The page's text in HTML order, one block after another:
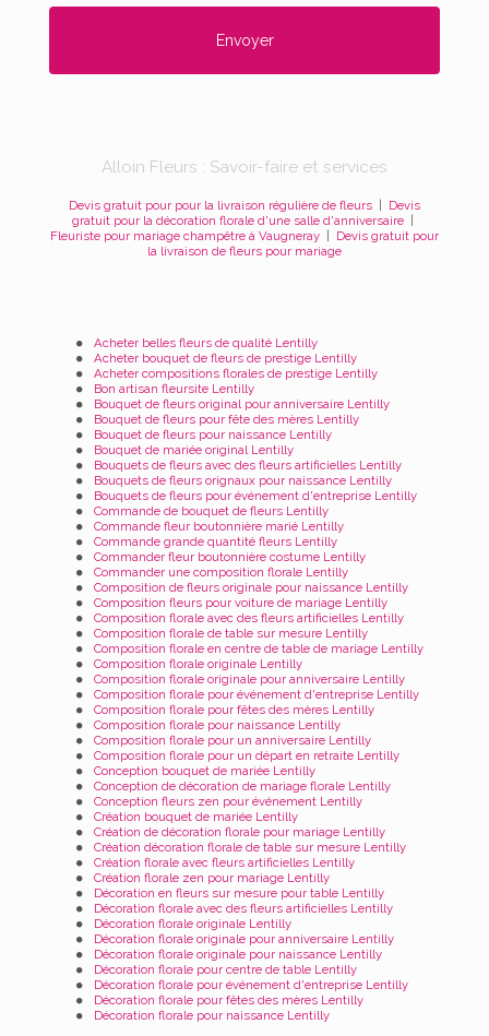
Alloin Fleurs : Savoir-faire et services
Devis gratuit pour pour la livraison régulière de fleurs | Devis
gratuit pour la décoration florale d'une salle d'anniversaire |
Fleuriste pour mariage champêtre à Vaugneray | Devis gratuit pour
la livraison de fleurs pour mariage
Acheter belles fleurs de qualité Lentilly
Acheter bouquet de fleurs de prestige Lentilly
Acheter compositions florales de prestige Lentilly
Bon artisan fleursite Lentilly
Bouquet de fleurs original pour anniversaire Lentilly
Bouquet de fleurs pour fête des mères Lentilly
Bouquet de fleurs pour naissance Lentilly
Bouquet de mariée original Lentilly
Bouquets de fleurs avec des fleurs artificielles Lentilly
Bouquets de fleurs orignaux pour naissance Lentilly
Bouquets de fleurs pour événement d'entreprise Lentilly
Commande de bouquet de fleurs Lentilly
Commande fleur boutonnière marié Lentilly
Commande grande quantité fleurs Lentilly
Commander fleur boutonnière costume Lentilly
Commander une composition florale Lentilly
Composition de fleurs originale pour naissance Lentilly
Composition fleurs pour voiture de mariage Lentilly
Composition florale avec des fleurs artificielles Lentilly
Composition florale de table sur mesure Lentilly
Composition florale en centre de table de mariage Lentilly
Composition florale originale Lentilly
Composition florale originale pour anniversaire Lentilly
Composition florale pour événement d'entreprise Lentilly
Composition florale pour fêtes des mères Lentilly
Composition florale pour naissance Lentilly
Composition florale pour un anniversaire Lentilly
Composition florale pour un départ en retraite Lentilly
Conception bouquet de mariée Lentilly
Conception de décoration de mariage florale Lentilly
Conception fleurs zen pour événement Lentilly
Création bouquet de mariée Lentilly
Création de décoration florale pour mariage Lentilly
Création décoration florale de table sur mesure Lentilly
Création florale avec fleurs artificielles Lentilly
Création florale zen pour mariage Lentilly
Décoration en fleurs sur mesure pour table Lentilly
Décoration florale avec des fleurs artificielles Lentilly
Décoration florale originale Lentilly
Décoration florale originale pour anniversaire Lentilly
Décoration florale originale pour naissance Lentilly
Décoration florale pour centre de table Lentilly
Décoration florale pour événement d'entreprise Lentilly
Décoration florale pour fêtes des mères Lentilly
Décoration florale pour naissance Lentilly